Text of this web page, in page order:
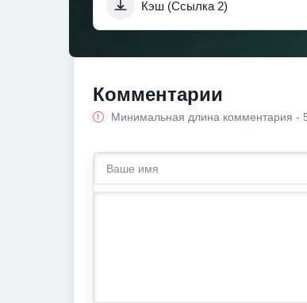
Кэш (Ссылка 2)
Комментарии
Минимальная длина комментария -